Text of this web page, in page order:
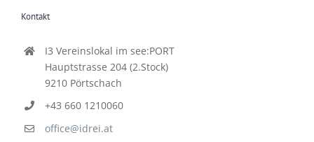
Kontakt
I3 Vereinslokal im see:PORT
Hauptstrasse 204 (2.Stock)
9210 Pörtschach
+43 660 1210060
office@idrei.at